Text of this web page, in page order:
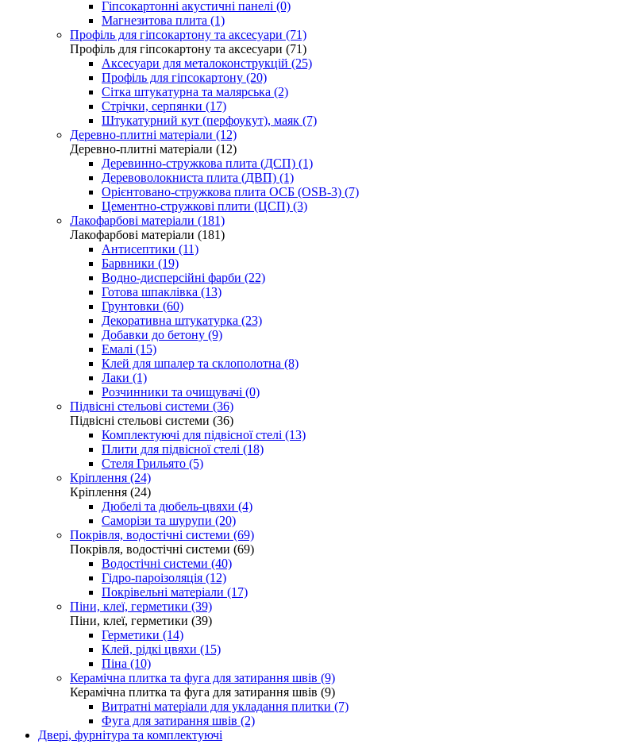
Гіпсокартонні акустичні панелі (0)
Магнезитова плита (1)
Профіль для гіпсокартону та аксесуари (71)
Профіль для гіпсокартону та аксесуари (71)
Аксесуари для металоконструкцій (25)
Профіль для гіпсокартону (20)
Сітка штукатурна та малярська (2)
Стрічки, серпянки (17)
Штукатурний кут (перфоукут), маяк (7)
Деревно-плитні матеріали (12)
Деревно-плитні матеріали (12)
Деревинно-стружкова плита (ДСП) (1)
Деревоволокниста плита (ДВП) (1)
Орієнтовано-стружкова плита ОСБ (OSB-3) (7)
Цементно-стружкові плити (ЦСП) (3)
Лакофарбові матеріали (181)
Лакофарбові матеріали (181)
Антисептики (11)
Барвники (19)
Водно-дисперсійні фарби (22)
Готова шпаклівка (13)
Грунтовки (60)
Декоративна штукатурка (23)
Добавки до бетону (9)
Емалі (15)
Клей для шпалер та склополотна (8)
Лаки (1)
Розчинники та очищувачі (0)
Підвісні стельові системи (36)
Підвісні стельові системи (36)
Комплектуючі для підвісної стелі (13)
Плити для підвісної стелі (18)
Стеля Грильято (5)
Кріплення (24)
Кріплення (24)
Дюбелі та дюбель-цвяхи (4)
Саморізи та шурупи (20)
Покрівля, водостічні системи (69)
Покрівля, водостічні системи (69)
Водостічні системи (40)
Гідро-пароізоляція (12)
Покрівельні матеріали (17)
Піни, клеї, герметики (39)
Піни, клеї, герметики (39)
Герметики (14)
Клей, рідкі цвяхи (15)
Піна (10)
Керамічна плитка та фуга для затирання швів (9)
Керамічна плитка та фуга для затирання швів (9)
Витратні матеріали для укладання плитки (7)
Фуга для затирання швів (2)
Двері, фурнітура та комплектуючі